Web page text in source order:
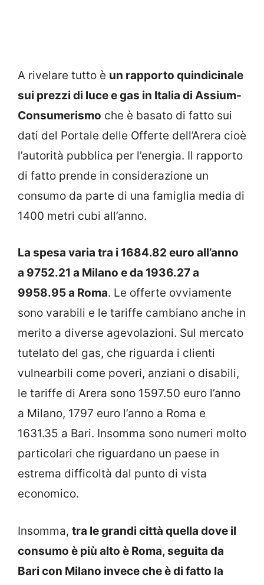
A rivelare tutto è un rapporto quindicinale
sui prezzi di luce e gas in Italia di Assium-
Consumerismo che è basato di fatto sui
dati del Portale delle Offerte dell’Arera cioè
l’autorità pubblica per l’energia. Il rapporto
di fatto prende in considerazione un
consumo da parte di una famiglia media di
1400 metri cubi all’anno.
La spesa varia tra i 1684.82 euro all’anno
a 9752.21 a Milano e da 1936.27 a
9958.95 a Roma. Le offerte ovviamente
sono varabili e le tariffe cambiano anche in
merito a diverse agevolazioni. Sul mercato
tutelato del gas, che riguarda i clienti
vulnearbili come poveri, anziani o disabili,
le tariffe di Arera sono 1597.50 euro l’anno
a Milano, 1797 euro l’anno a Roma e
1631.35 a Bari. Insomma sono numeri molto
particolari che riguardano un paese in
estrema difficoltà dal punto di vista
economico.
Insomma, tra le grandi città quella dove il
consumo è più alto è Roma, seguita da
Bari con Milano invece che è di fatto la